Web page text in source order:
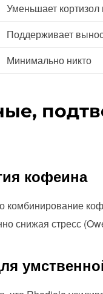
Уменьшает кортизол
Поддерживает
Минимально никто
кофеина
комбинирование
снижая стресс